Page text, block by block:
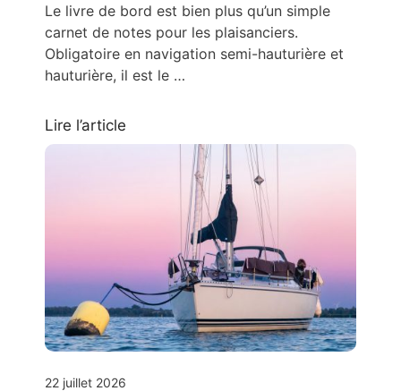
Le livre de bord est bien plus qu’un simple
carnet de notes pour les plaisanciers.
Obligatoire en navigation semi-hauturière et
hauturière, il est le …
Lire l’article
22 juillet 2026